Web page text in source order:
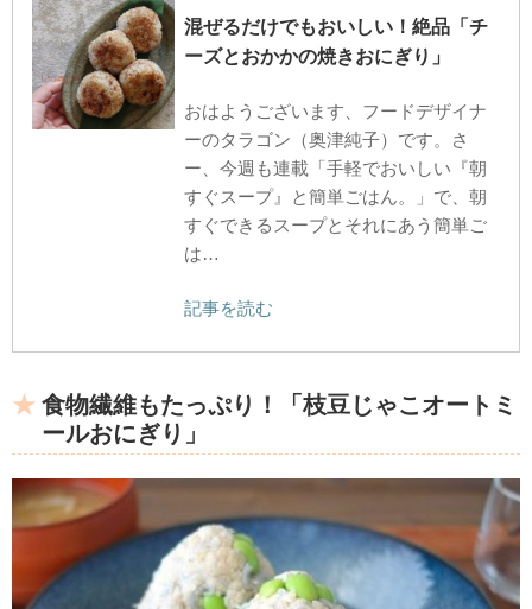
混ぜるだけでもおいしい！絶品「チ
ーズとおかかの焼きおにぎり」
おはようございます、フードデザイナ
ーのタラゴン（奥津純子）です。さ
ー、今週も連載「手軽でおいしい『朝
すぐスープ』と簡単ごはん。」で、朝
すぐできるスープとそれにあう簡単ご
は…
記事を読む
食物繊維もたっぷり！「枝豆じゃこオートミ
ールおにぎり」